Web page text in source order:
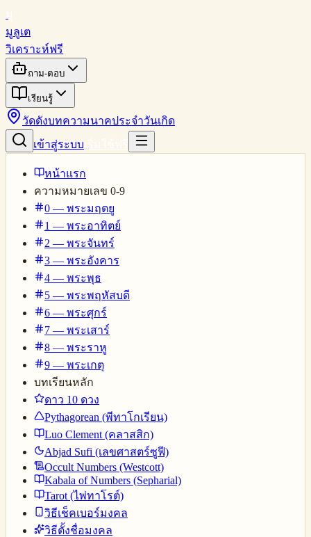
มูลูเต
วิเคราะห์ฟรี
ถาม-ตอบ
เรียนรู้
วัดดังบทความนาคประจำวันเกิด
เข้าสู่ระบบ
หน้าแรก
ความหมายเลข 0-9
0 — พระมฤตยู
1 — พระอาทิตย์
2 — พระจันทร์
3 — พระอังคาร
4 — พระพุธ
5 — พระพฤหัสบดี
6 — พระศุกร์
7 — พระเสาร์
8 — พระราหู
9 — พระเกตุ
บทเรียนหลัก
ดาว 10 ดวง
Pythagorean (พีทาโกเรียน)
Luo Clement (คลาสสิก)
Abjad Sufi (เลขศาสตร์ซูฟี)
Occult Numbers (Westcott)
Kabala of Numbers (Sepharial)
Tarot (ไพ่ทาโรต์)
วิธีเช็คเบอร์มงคล
วิธีตั้งชื่อมงคล